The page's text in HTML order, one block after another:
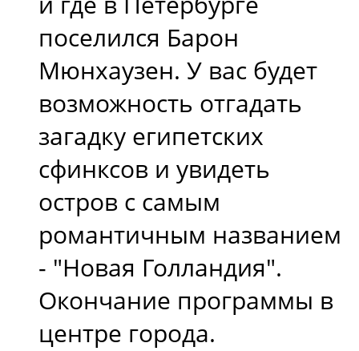
поселился Барон
Мюнхаузен. У вас будет
возможность отгадать
загадку египетских
сфинксов и увидеть
остров с самым
романтичным названием
- "Новая Голландия".
Окончание программы в
центре города.